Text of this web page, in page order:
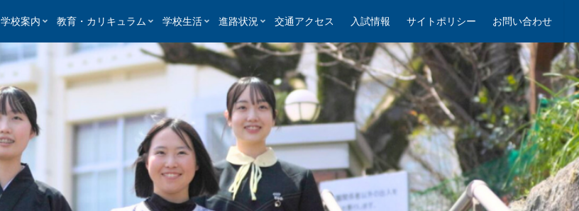
学校案内 教育・カリキュラム 学校生活 進路状況 交通アクセス 入試情報 サイトポリシー お問い合わせ